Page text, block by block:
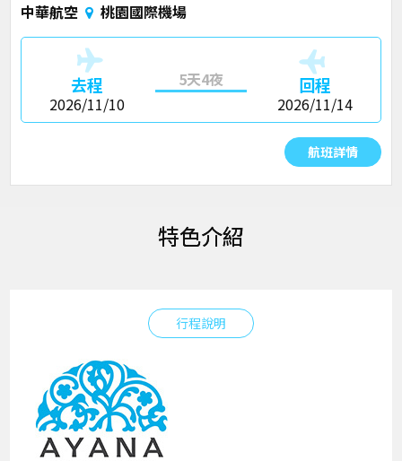
中華航空 桃園國際機場
去程
2026/11/10
5天4夜 回程
2026/11/14
航班詳情
特色介紹
行程說明